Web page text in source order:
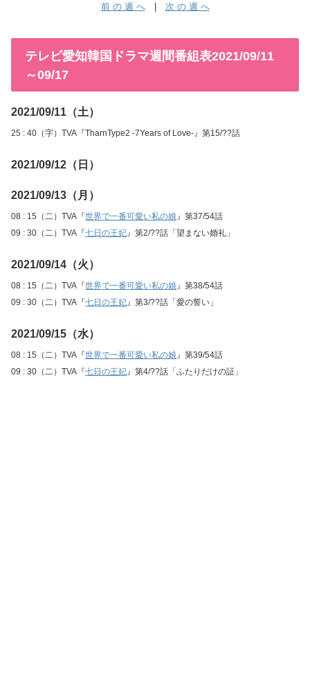
前 の 週 へ| 次 の 週 へ
テレビ愛知韓国ドラマ週間番組表2021/09/11
～09/17
2021/09/11（土）
25 : 40（字）TVA『TharnType2 -7Years of Love-』第15/??話
2021/09/12（日）
2021/09/13（月）
08 : 15（二）TVA『世界で一番可愛い私の娘』第37/54話
09 : 30（二）TVA『七日の王妃』第2/??話「望まない婚礼」
2021/09/14（火）
08 : 15（二）TVA『世界で一番可愛い私の娘』第38/54話
09 : 30（二）TVA『七日の王妃』第3/??話「愛の誓い」
2021/09/15（水）
08 : 15（二）TVA『世界で一番可愛い私の娘』第39/54話
09 : 30（二）TVA『七日の王妃』第4/??話「ふたりだけの証」